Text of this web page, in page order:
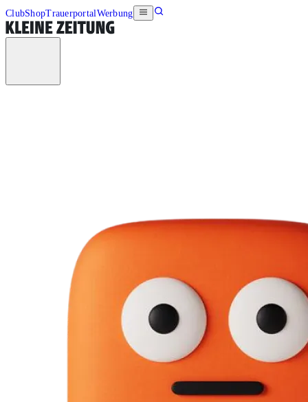
ClubShopTrauerportalWerbung